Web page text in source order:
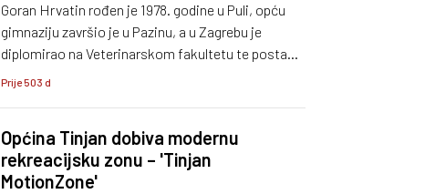
Goran Hrvatin rođen je 1978. godine u Puli, opću
gimnaziju završio je u Pazinu, a u Zagrebu je
diplomirao na Veterinarskom fakultetu te postao
doktor veterinarske medicine.
Prije 503 d
Općina Tinjan dobiva modernu
rekreacijsku zonu – 'Tinjan
MotionZone'